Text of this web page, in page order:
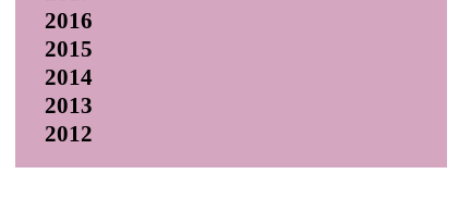
2016
2015
2014
2013
2012